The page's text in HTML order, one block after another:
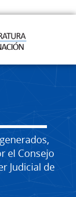
el Consejo
Judicial de